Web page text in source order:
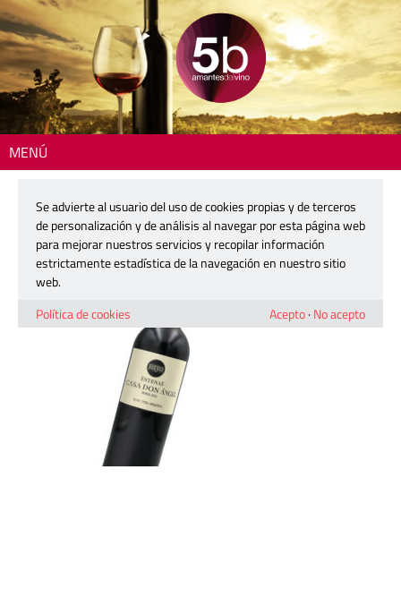
MENÚ
2504-casa-don-angel-det
26 marzo, 2025
Se advierte al usuario del uso de cookies propias y de terceros
de personalización y de análisis al navegar por esta página web
para mejorar nuestros servicios y recopilar información
estrictamente estadística de la navegación en nuestro sitio
web.
Política de cookies
Acepto· No acepto